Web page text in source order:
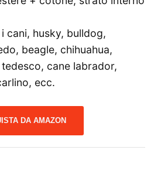
cani, husky, bulldog,
beagle, chihuahua,
cane labrador,
ecc.
DA AMAZON